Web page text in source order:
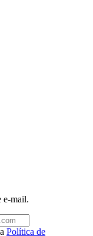
e-mail.
Política de